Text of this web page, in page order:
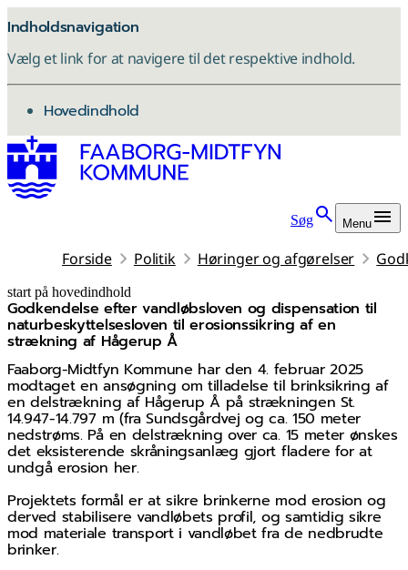
Indholdsnavigation
Vælg et link for at navigere til det respektive indhold.
gå til
Hovedindhold
Søg Menu
Forside Politik Høringer og afgørelser
start på hovedindhold
Godkendelse efter vandløbsloven og dispensation til
naturbeskyttelsesloven til erosionssikring af en
strækning af Hågerup Å
Faaborg-Midtfyn Kommune har den 4. februar 2025
modtaget en ansøgning om tilladelse til brinksikring af
en delstrækning af Hågerup Å på strækningen St.
14.947-14.797 m (fra Sundsgårdvej og ca. 150 meter
nedstrøms. På en delstrækning over ca. 15 meter ønskes
det eksisterende skråningsanlæg gjort fladere for at
undgå erosion her.
Projektets formål er at sikre brinkerne mod erosion og
derved stabilisere vandløbets profil, og samtidig sikre
mod materiale transport i vandløbet fra de nedbrudte
brinker.
senest opdateret 12. marts 2026